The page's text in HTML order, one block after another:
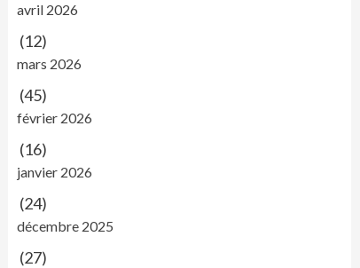
avril 2026
(12)
mars 2026
(45)
février 2026
(16)
janvier 2026
(24)
décembre 2025
(27)